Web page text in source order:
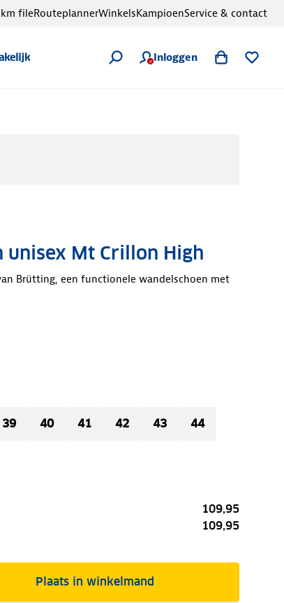
Inloggen
fileRouteplannerWinkelsKampioenService & contact
unisex Mt Crillon High
Brütting, een functionele wandelschoen met
39 40 41 42 43 44
109,95
109,95
Plaats in winkelmand